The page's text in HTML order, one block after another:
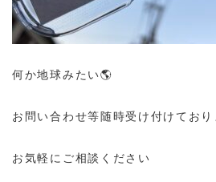
何か地球みたい🌎
お問い合わせ等随時受け付けており
お気軽にご相談ください